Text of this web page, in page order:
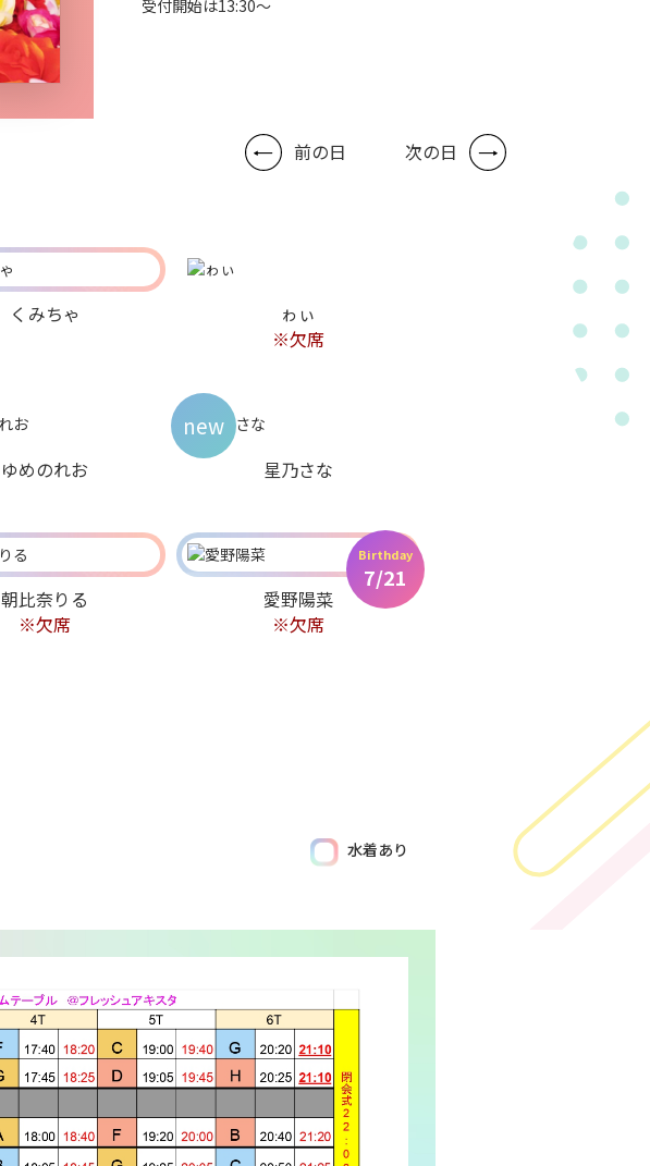
受付開始は13:30～
前の日 次の日
くみちゃ
ゎぃ
※欠席
Birthday
7/21
ゆめのれお 星乃さな
new
朝比奈りる
※欠席
愛野陽菜
※欠席
水着あり